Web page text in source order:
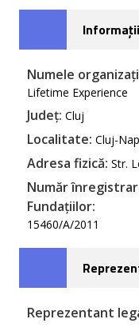
Numele
Lifetime Experience
Județ: Cluj
Localitate: Cluj-
Adresa fizică: Str.
Număr
Fundațiilor:
15460/A/2011
Reprezentant